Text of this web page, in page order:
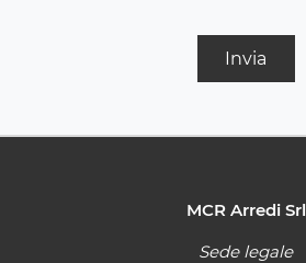
Invia
MCR Arredi Srl
Sede legale